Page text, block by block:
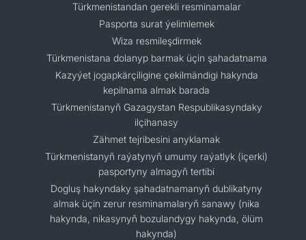
Türkmenistandan gerekli resminamalar
Pasporta surat ýelimlemek
Wiza resmileşdirmek
Türkmenistana dolanyp barmak üçin şahadatnama
Kazyýet jogapkärçiligine çekilmändigi hakynda
kepilnama almak barada
Türkmenistanyň Gazagystan Respublikasyndaky
ilçihanasy
Zähmet tejribesini anyklamak
Türkmenistanyň raýatynyň umumy raýatlyk (içerki)
pasportyny almagyň tertibi
Dogluş hakyndaky şahadatnamanyň dublikatyny
almak üçin zerur resminamalaryň sanawy (nika
hakynda, nikasynyň bozulandygy hakynda, ölüm
hakynda)